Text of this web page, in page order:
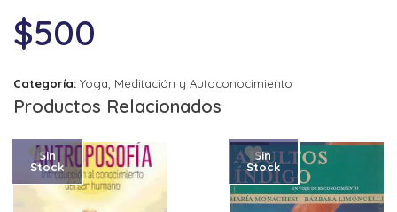
$500
Categoría: Yoga, Meditación y Autoconocimiento
Productos Relacionados
Sin
Stock
Sin
Stock